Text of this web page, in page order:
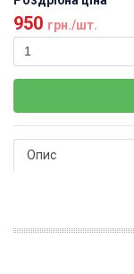
950 грн./шт.
Опис